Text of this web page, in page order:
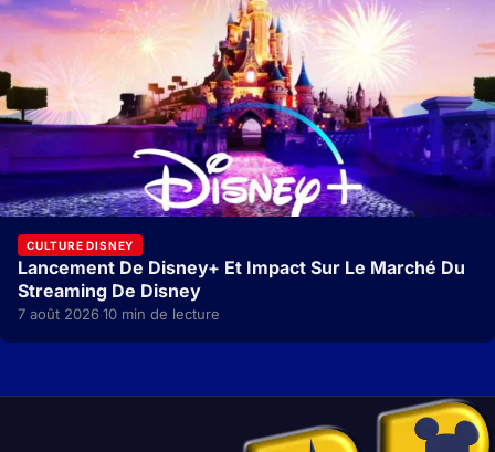
CULTURE DISNEY
Lancement De Disney+ Et Impact Sur Le Marché Du
Streaming De Disney
7 août 2026·10 min de lecture